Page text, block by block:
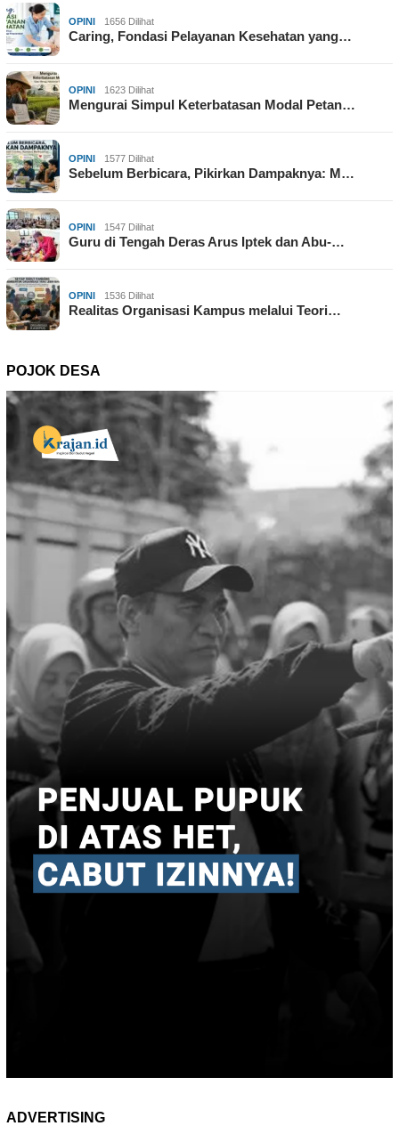
OPINI 1656 Dilihat
Caring, Fondasi Pelayanan Kesehatan yang…
OPINI 1623 Dilihat
Mengurai Simpul Keterbatasan Modal Petan…
OPINI 1577 Dilihat
Sebelum Berbicara, Pikirkan Dampaknya: M…
OPINI 1547 Dilihat
Guru di Tengah Deras Arus Iptek dan Abu-…
OPINI 1536 Dilihat
Realitas Organisasi Kampus melalui Teori…
POJOK DESA
ADVERTISING